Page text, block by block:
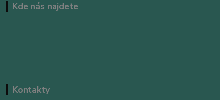
Kde nás najdete
Kontakty